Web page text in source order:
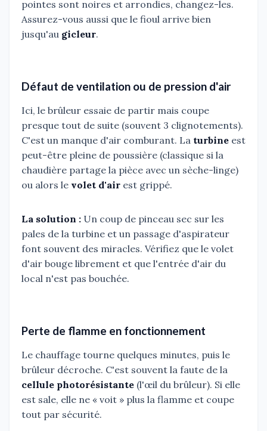
pointes sont noires et arrondies, changez-les.
Assurez-vous aussi que le fioul arrive bien
jusqu'au gicleur.
Défaut de ventilation ou de pression d'air
Ici, le brûleur essaie de partir mais coupe
presque tout de suite (souvent 3 clignotements).
C'est un manque d'air comburant. La turbine est
peut-être pleine de poussière (classique si la
chaudière partage la pièce avec un sèche-linge)
ou alors le volet d'air est grippé.
La solution : Un coup de pinceau sec sur les
pales de la turbine et un passage d'aspirateur
font souvent des miracles. Vérifiez que le volet
d'air bouge librement et que l'entrée d'air du
local n'est pas bouchée.
Perte de flamme en fonctionnement
Le chauffage tourne quelques minutes, puis le
brûleur décroche. C'est souvent la faute de la
cellule photorésistante (l'œil du brûleur). Si elle
est sale, elle ne « voit » plus la flamme et coupe
tout par sécurité.